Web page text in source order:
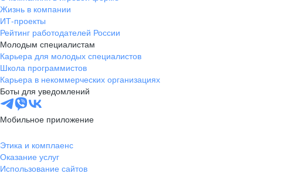
Жизнь в компании
ИТ-проекты
Рейтинг работодателей России
Молодым специалистам
Карьера для молодых специалистов
Школа программистов
Карьера в некоммерческих организациях
Боты для уведомлений
Мобильное приложение
Этика и комплаенс
Оказание услуг
Использование сайтов